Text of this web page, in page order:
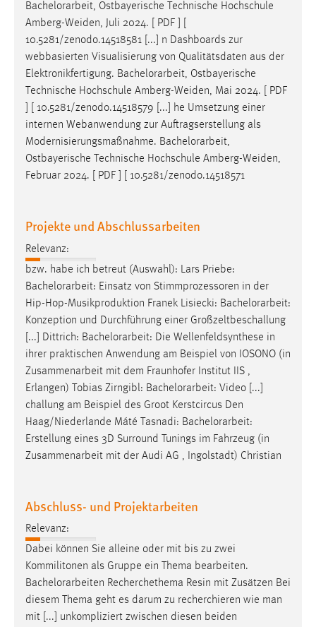
Bachelorarbeit, Ostbayerische Technische Hochschule
Amberg-Weiden, Juli 2024. [ PDF ] [
10.5281/zenodo.14518581 [...] n Dashboards zur
webbasierten Visualisierung von Qualitätsdaten aus der
Elektronikfertigung. Bachelorarbeit, Ostbayerische
Technische Hochschule Amberg-Weiden, Mai 2024. [ PDF
] [ 10.5281/zenodo.14518579 [...] he Umsetzung einer
internen Webanwendung zur Auftragserstellung als
Modernisierungsmaßnahme. Bachelorarbeit,
Ostbayerische Technische Hochschule Amberg-Weiden,
Februar 2024. [ PDF ] [ 10.5281/zenodo.14518571
Projekte und Abschlussarbeiten
Relevanz:
bzw. habe ich betreut (Auswahl): Lars Priebe:
Bachelorarbeit: Einsatz von Stimmprozessoren in der
Hip-Hop-Musikproduktion Franek Lisiecki: Bachelorarbeit:
Konzeption und Durchführung einer Großzeltbeschallung
[...] Dittrich: Bachelorarbeit: Die Wellenfeldsynthese in
ihrer praktischen Anwendung am Beispiel von IOSONO (in
Zusammenarbeit mit dem Fraunhofer Institut IIS ,
Erlangen) Tobias Zirngibl: Bachelorarbeit: Video [...]
challung am Beispiel des Groot Kerstcircus Den
Haag/Niederlande Máté Tasnadi: Bachelorarbeit:
Erstellung eines 3D Surround Tunings im Fahrzeug (in
Zusammenarbeit mit der Audi AG , Ingolstadt) Christian
Abschluss- und Projektarbeiten
Relevanz:
Dabei können Sie alleine oder mit bis zu zwei
Kommilitonen als Gruppe ein Thema bearbeiten.
Bachelorarbeiten Recherchethema Resin mit Zusätzen Bei
diesem Thema geht es darum zu recherchieren wie man
mit [...] unkompliziert zwischen diesen beiden
Cookie Laufzeit:
Max. 13 Monate
MARKETING
Marketing Cookies werden von Drittanbietern
verwendet, um personalisierte Werbung anzuzeigen.
Sie tun dies, indem sie Besucher über Websites
hinweg verfolgen.
Name:
Anbieter:
Google Ireland Limited
Zweck:
Conversion-Tracking
Cookie Laufzeit:
3 Monate
Facebook Pixel
Name:
_fbp
Conversion-Tracking
Cookie Laufzeit:
3 Monate